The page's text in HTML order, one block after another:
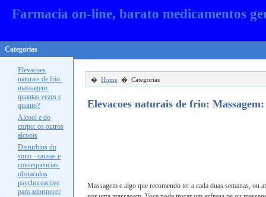
Farmacia on-line, barato medicamentos
Categorias
Elevacoes
naturais de frio:
massagem:
quantas vezes e
quanto?
Alcool e do
corpo: os outros
alcoois
Disturbios do
sono - causas e
consequencias:
obstaculos
psychoreactive
para adormecer
� Home � Categorias
Elevacoes naturais de frio:
Massagem e algo que recomendo ter a cada duas semanas, ou